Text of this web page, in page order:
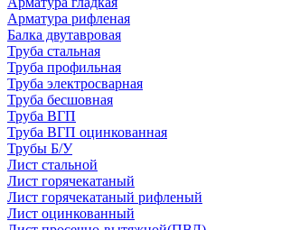
Арматура рифленая
Балка двутавровая
Труба стальная
Труба профильная
Труба электросварная
Труба бесшовная
Труба ВГП
Труба ВГП оцинкованная
Трубы Б/У
Лист стальной
Лист горячекатаный
Лист горячекатаный рифленый
Лист оцинкованный